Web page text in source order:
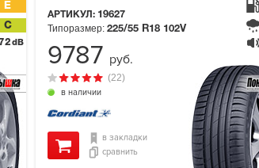
E
C
dB
АРТИКУЛ: 19627
в наличии
(22)
Типоразмер: 225/55 R18 102V
в закладки
сравнить
9787 руб.